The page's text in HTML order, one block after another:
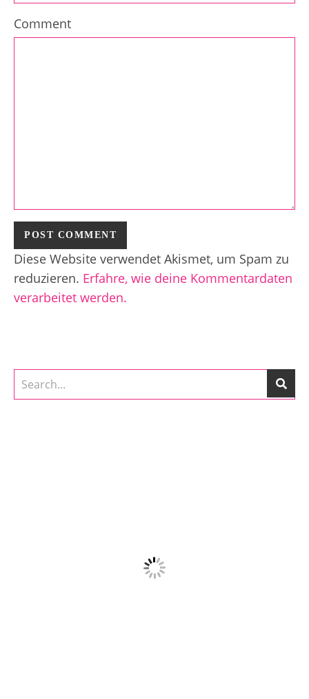
Comment
Diese Website verwendet Akismet, um Spam zu
reduzieren. Erfahre, wie deine Kommentardaten
verarbeitet werden.